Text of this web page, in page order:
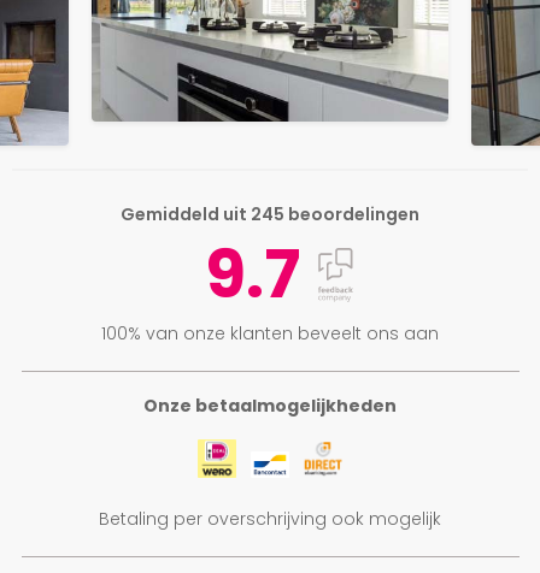
Onze betaalmogelijkheden
Betaling per overschrijving ook mogelijk
Gemiddeld uit 245 beoordelingen
9.7
100% van onze klanten beveelt ons aan